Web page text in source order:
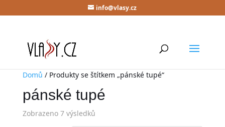
info@vlasy.cz
Domů / Produkty se štítkem „pánské tupé“
pánské tupé
Zobrazeno 7 výsledků